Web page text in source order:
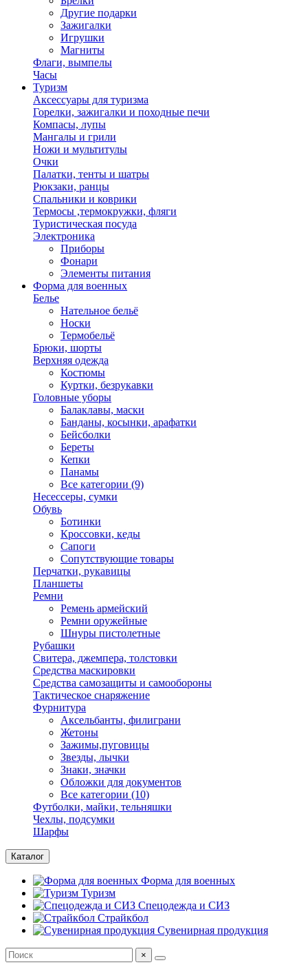
Другие подарки
Зажигалки
Игрушки
Магниты
Флаги, вымпелы
Часы
Туризм
Аксессуары для туризма
Горелки, зажигалки и походные печи
Компасы, лупы
Мангалы и грили
Ножи и мультитулы
Очки
Палатки, тенты и шатры
Рюкзаки, ранцы
Спальники и коврики
Термосы ,термокружки, фляги
Туристическая посуда
Электроника
Приборы
Фонари
Элементы питания
Форма для военных
Белье
Нательное бельё
Носки
Термобельё
Брюки, шорты
Верхняя одежда
Костюмы
Куртки, безрукавки
Головные уборы
Балаклавы, маски
Банданы, косынки, арафатки
Бейсболки
Береты
Кепки
Панамы
Все категории (9)
Несессеры, сумки
Обувь
Ботинки
Кроссовки, кеды
Сапоги
Сопутствующие товары
Перчатки, рукавицы
Планшеты
Ремни
Ремень армейский
Ремни оружейные
Шнуры пистолетные
Рубашки
Свитера, джемпера, толстовки
Средства маскировки
Средства самозащиты и самообороны
Тактическое снаряжение
Фурнитура
Аксельбанты, филиграни
Жетоны
Зажимы,пуговицы
Звезды, лычки
Знаки, значки
Обложки для документов
Все категории (10)
Футболки, майки, тельняшки
Чехлы, подсумки
Шарфы
Каталог
Форма для военных
Туризм
Спецодежда и СИЗ
Страйкбол
Сувенирная продукция
×